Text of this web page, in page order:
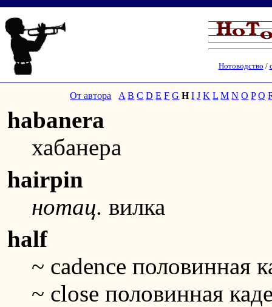
Нотоводство /
От автора A B C D E F G H I J K L M N O P Q
habanera
хабанера
hairpin
нотац. вилка
half
~ cadence половинная
~ close половинная